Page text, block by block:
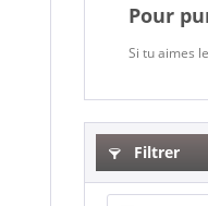
Pour
Si tu aimes
Filtrer